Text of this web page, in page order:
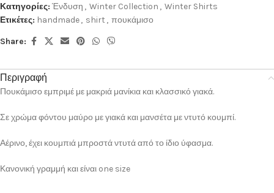
Κατηγορίες: Ένδυση , Winter Collection , Winter Shirts
Ετικέτες: handmade, shirt , πουκάμισο
Share:
Περιγραφή
Πουκάμισο εμπριμέ με μακριά μανίκια και κλασσικό γιακά.
Σε χρώμα φόντου μαύρο με γιακά και μανσέτα με ντυτό κουμπί.
Αέρινο, έχει κουμπιά μπροστά ντυτά από το ίδιο ύφασμα.
Κανονική γραμμή και είναι one size